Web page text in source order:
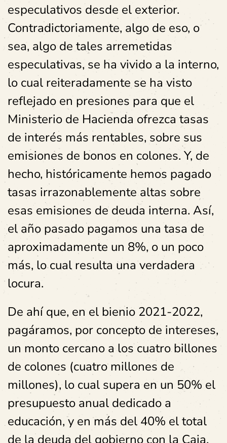
especulativos desde el exterior.
Contradictoriamente, algo de eso, o
sea, algo de tales arremetidas
especulativas, se ha vivido a la interno,
lo cual reiteradamente se ha visto
reflejado en presiones para que el
Ministerio de Hacienda ofrezca tasas
de interés más rentables, sobre sus
emisiones de bonos en colones. Y, de
hecho, históricamente hemos pagado
tasas irrazonablemente altas sobre
esas emisiones de deuda interna. Así,
el año pasado pagamos una tasa de
aproximadamente un 8%, o un poco
más, lo cual resulta una verdadera
locura.
De ahí que, en el bienio 2021-2022,
pagáramos, por concepto de intereses,
un monto cercano a los cuatro billones
de colones (cuatro millones de
millones), lo cual supera en un 50% el
presupuesto anual dedicado a
educación, y en más del 40% el total
de la deuda del gobierno con la Caja,